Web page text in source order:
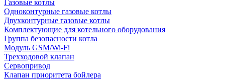
Газовые котлы
Одноконтурные газовые котлы
Двухконтурные газовые котлы
Комплектующие для котельного оборудования
Группа безопасности котла
Модуль GSM/Wi-Fi
Трехходовой клапан
Сервопривод
Клапан приоритета бойлера